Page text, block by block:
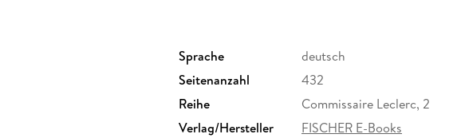
Sprache
deutsch
Seitenanzahl
432
Reihe
Commissaire Leclerc, 2
Verlag/Hersteller
FISCHER E-Books